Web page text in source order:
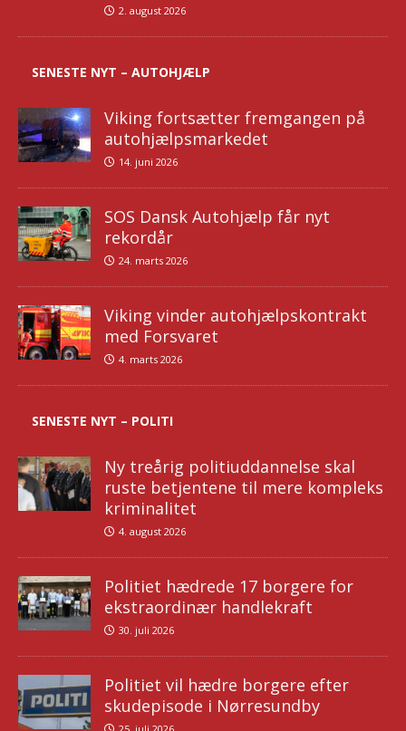
2. august 2026
SENESTE NYT – AUTOHJÆLP
Viking fortsætter fremgangen på
autohjælpsmarkedet
14. juni 2026
SOS Dansk Autohjælp får nyt
rekordår
24. marts 2026
Viking vinder autohjælpskontrakt
med Forsvaret
4. marts 2026
SENESTE NYT – POLITI
Ny treårig politiuddannelse skal
ruste betjentene til mere kompleks
kriminalitet
4. august 2026
Politiet hædrede 17 borgere for
ekstraordinær handlekraft
30. juli 2026
Politiet vil hædre borgere efter
skudepisode i Nørresundby